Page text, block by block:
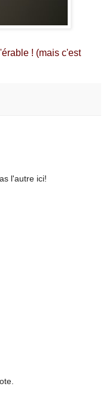
! (mais c'est
l'autre ici!